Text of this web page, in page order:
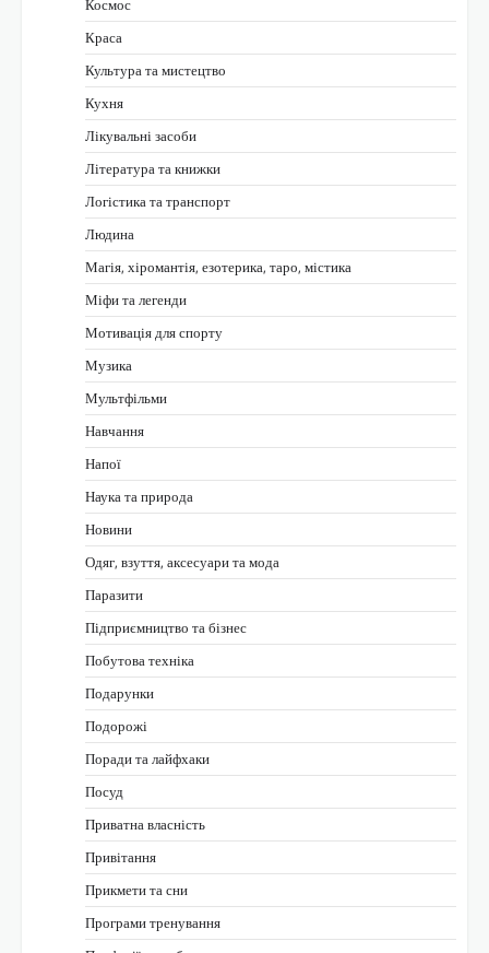
Космос
Краса
Культура та мистецтво
Кухня
Лікувальні засоби
Література та книжки
Логістика та транспорт
Людина
Магія, хіромантія, езотерика, таро, містика
Міфи та легенди
Мотивація для спорту
Музика
Мультфільми
Навчання
Напої
Наука та природа
Новини
Одяг, взуття, аксесуари та мода
Паразити
Підприємництво та бізнес
Побутова техніка
Подарунки
Подорожі
Поради та лайфхаки
Посуд
Приватна власність
Привітання
Прикмети та сни
Програми тренування